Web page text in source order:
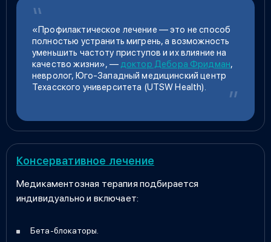
«Профилактическое лечение — это не способ
полностью устранить мигрень, а возможность
уменьшить частоту приступов и их влияние на
качество жизни», — доктор Дебора Фридман,
невролог, Юго-Западный медицинский центр
Техасского университета (UTSW Health).
Консервативное лечение
Медикаментозная терапия подбирается
индивидуально и включает:
Бета-блокаторы.